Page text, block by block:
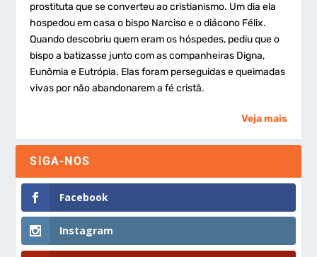
prostituta que se converteu ao cristianismo. Um dia ela
hospedou em casa o bispo Narciso e o diácono Félix.
Quando descobriu quem eram os hóspedes, pediu que o
bispo a batizasse junto com as companheiras Digna,
Eunômia e Eutrópia. Elas foram perseguidas e queimadas
vivas por não abandonarem a fé cristã.
Veja mais
SIGA-NOS
Facebook
Instagram